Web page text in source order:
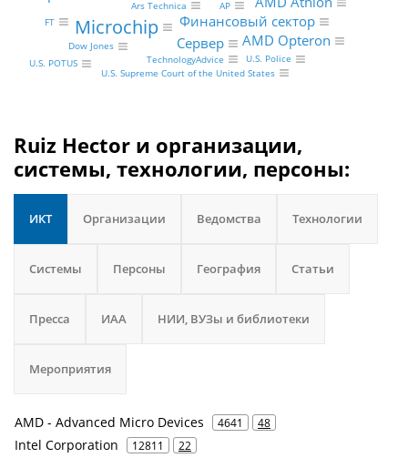
Microchip Финансовый сектор
Сервер AMD Opteron
Dow Jones
Ars Technica AP
U.S. POTUS
U.S. Police
U.S. Supreme Court of the United States
TechnologyAdvice
FT
Ruiz Hector и организации,
системы, технологии, персоны:
ИКТ Организации Ведомства Технологии
Системы Персоны География Статьи
Пресса ИАА НИИ, ВУЗы и библиотеки
Мероприятия
AMD - Advanced Micro Devices 4641 48
Intel Corporation 12811 22